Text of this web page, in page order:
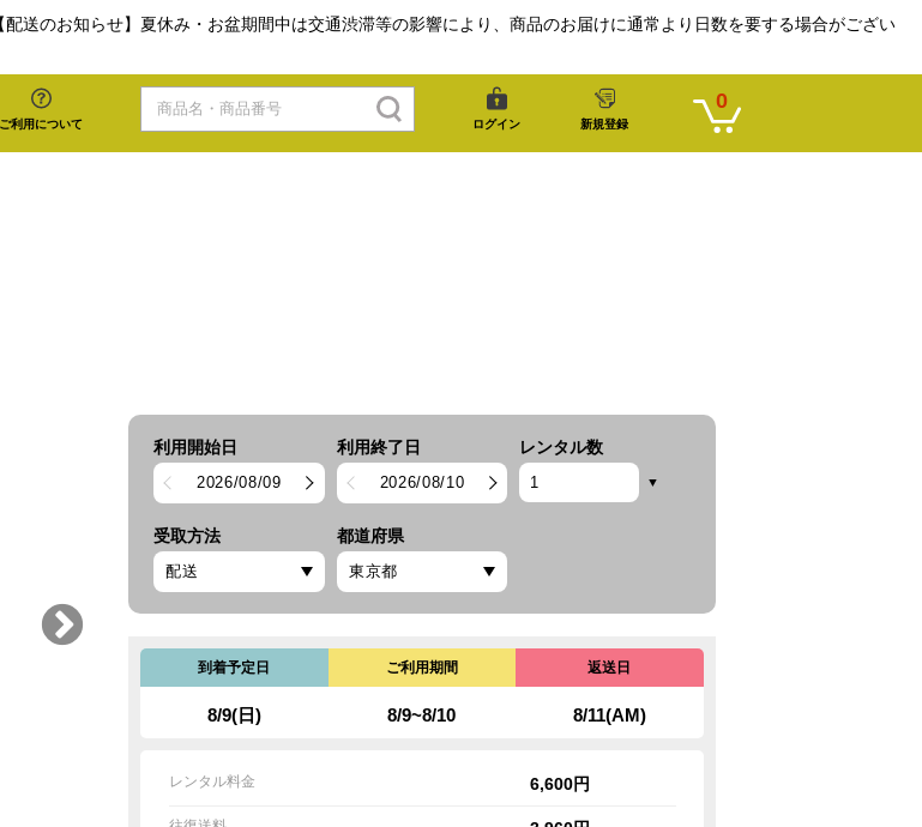
送のお知らせ】夏休み・お盆期間中は交通渋滞等の影響により、商品のお届けに通常より日数を要する場合がござい
ご利用について ログイン 新規登録
0
利用開始日
2026/08/09
利用終了日
2026/08/10
レンタル数
受取方法 都道府県
到着予定日
8/9(日)
ご利用期間
8/9~8/10
返送日
8/11(AM)
レンタル料金 6,600円